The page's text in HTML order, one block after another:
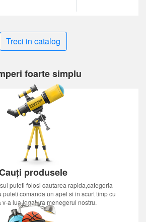
Treci in catalog
foarte simplu
produsele
puteti folosi cautarea rapida,categoria
comanda un apel si in scurt timp cu
v-a lua legatura menegerul nostru.